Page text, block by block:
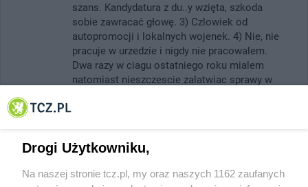
szans. Kandydatura z du..y wzięta, szkoda
sobie zawracać głowę. 3) Czlowiek od
autopromocji i lokalnych wojenek. 4) Nie, nie
pracuje w urzedzie i nigdy nie pracowalem.
Dwa razy w ciagu ostatniego roku mialem
natomiast nieszczescie zalatwiac sprawy w
wydzialem to tym bardziej dziekuje 6)
większość dawnych towarzyszy jest obecnie
Drogi Użytkowniku,
Na naszej stronie tcz.pl, my oraz naszych 1162 zaufanych